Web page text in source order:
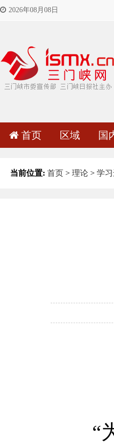
2026年08月08日
首页 区域 国
当前位置: 首页 > 理论 > 学
“为